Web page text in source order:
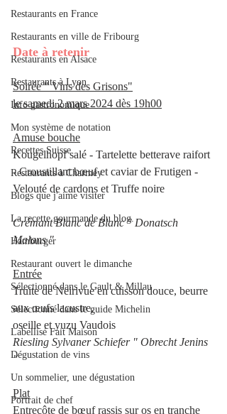
Restaurants en France
Restaurants en ville de Fribourg
Restaurants en Alsace
Restaurants à Lyon
Info gastronomique
Mon système de notation
Recettes Suisse
Restaurants à Charmey
Blogs que j'aime visiter
La recette gourmande du blog.
Hamburger
Restaurant ouvert le dimanche
Sélectionné dans le Gault & Millau
Sélectionné dans le guide Michelin
Labellisé Fait Maison
Dégustation de vins
Un sommelier, une dégustation
Portrait de chef
Date à retenir
Soirée " Vins des Grisons"
le samedi 2 mars 2024 dès 19h00
Amuse bouche
Kougelhopf salé - Tartelette betterave raifort
- Croustillant bœuf et caviar de Frutigen -
Velouté de cardons et Truffe noire
Crémant Blanc de Blanc " Donatsch
Malans "
Entrée
Truite de Neirivue en cuisson douce, beurre
aux œufs lacustre,
oseille et yuzu Vaudois
Riesling Sylvaner Schiefer " Obrecht Jenins
"
Plat
Entrecôte de bœuf rassis sur os en tranche